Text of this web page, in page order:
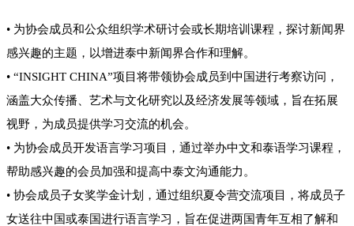
• 为协会成员和公众组织学术研讨会或长期培训课程，探讨新闻界
感兴趣的主题，以增进泰中新闻界合作和理解。
• “INSIGHT CHINA”项目将带领协会成员到中国进行考察访问，
涵盖大众传播、艺术与文化研究以及经济发展等领域，旨在拓展
视野，为成员提供学习交流的机会。
• 为协会成员开发语言学习项目，通过举办中文和泰语学习课程，
帮助感兴趣的会员加强和提高中泰文沟通能力。
• 协会成员子女奖学金计划，通过组织夏令营交流项目，将成员子
女送往中国或泰国进行语言学习，旨在促进两国青年互相了解和